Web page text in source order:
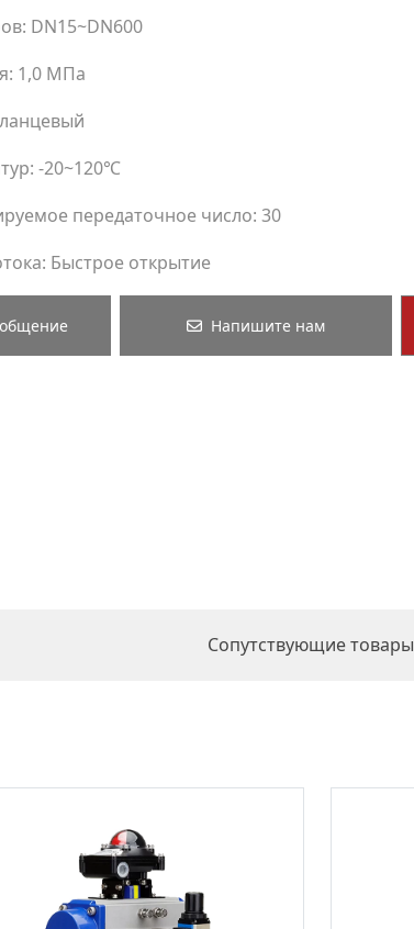
DN15~DN600
1,0 МПа
-20~120℃
передаточное число: 30
Быстрое открытие
Напишите нам
Сопутствующие товары